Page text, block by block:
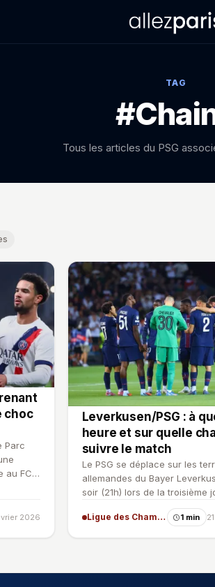
TAG
Tous les articles du PSG
choc
Parc
au FC
2026
Leverkusen/PSG : à
heure et sur quelle
suivre le match
Le PSG se déplace sur les
allemandes du Bayer
soir (21h) lors de la troisième
Ligue des champions.…
Ligue des Champions 1 min